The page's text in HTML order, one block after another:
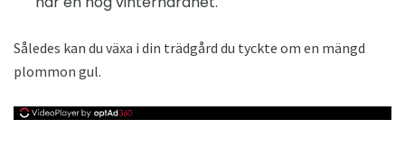
Således kan du växa i din trädgård du tyckte om en mängd
plommon gul.